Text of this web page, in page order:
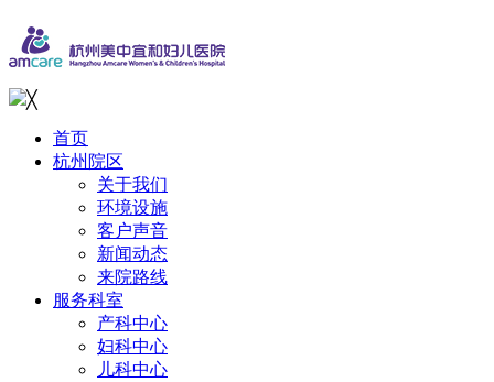
╳
首页
杭州院区
关于我们
环境设施
客户声音
新闻动态
来院路线
服务科室
产科中心
妇科中心
儿科中心